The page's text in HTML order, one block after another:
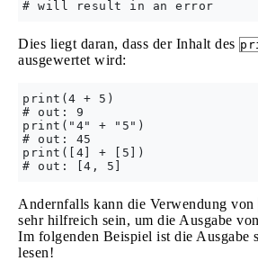
Dies liegt daran, dass der Inhalt des
ausgewertet wird:
print(4 + 5)
# out: 9
print("4" + "5")
# out: 45
print([4] + [5])
Andernfalls kann die Verwendung von
sehr hilfreich sein, um die Ausgabe
Im folgenden Beispiel ist die Ausgabe
lesen!